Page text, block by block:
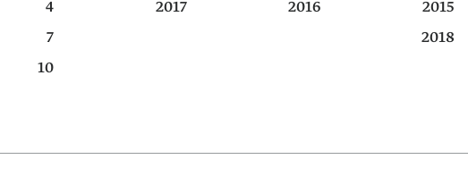
2015
2016
2017
2018
4
7
10